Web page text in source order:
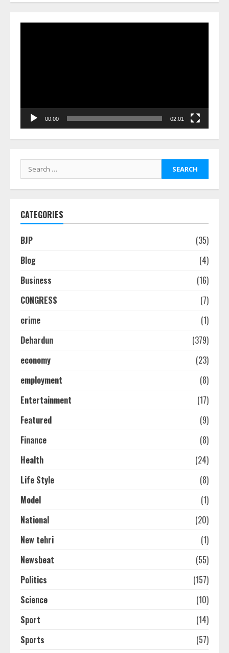
00:00 02:01
Search
for:
CATEGORIES
BJP
(35)
Blog
(4)
Business
(16)
CONGRESS
(7)
crime
(1)
Dehardun
(379)
economy
(23)
employment
(8)
Entertainment
(17)
Featured
(9)
Finance
(8)
Health
(24)
Life Style
(8)
Model
(1)
National
(20)
New tehri
(1)
Newsbeat
(55)
Politics
(157)
Science
(10)
Sport
(14)
Sports
(57)